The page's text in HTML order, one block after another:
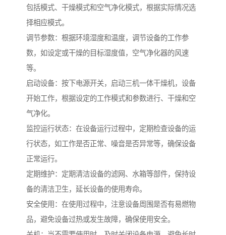
包括模式、干燥模式和空气净化模式，根据实际情况选
择相应模式。
调节参数：根据环境湿度和温度，调节设备的工作参
数，如设定或干燥的目标湿度值，空气净化器的风速
等。
启动设备：按下电源开关，启动三机一体干燥机，设备
开始工作，根据设定的工作模式和参数进行、干燥和空
气净化。
监控运行状态：在设备运行过程中，定期检查设备的运
行状态，如工作是否正常、噪音是否异常等，确保设备
正常运行。
定期维护：定期清洁设备的滤网、水箱等部件，保持设
备的清洁卫生，延长设备的使用寿命。
安全使用：在使用过程中，注意设备周围是否有易燃物
品，避免设备过热或发生故障，确保使用安全。